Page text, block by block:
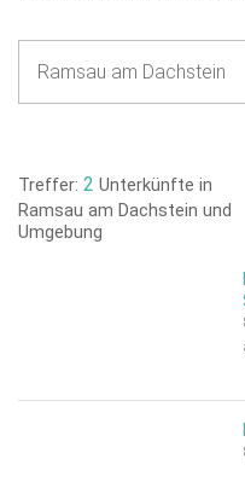
Treffer: 2 Unterkünfte in
Ramsau am Dachstein und
Umgebung